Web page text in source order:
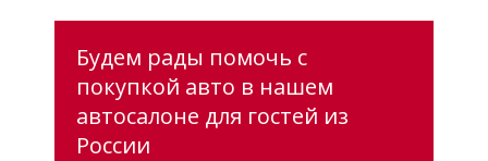
Будем рады помочь с
покупкой авто в нашем
автосалоне для гостей из
России